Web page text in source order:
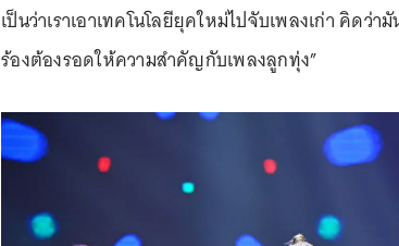
เป็นว่าเราเอาเทคโนโลยียุคใหม่ไปจับเพลงเก่า คิดว่
ร้องต้องรอดให้ความสำคัญกับเพลงลูกทุ่ง”